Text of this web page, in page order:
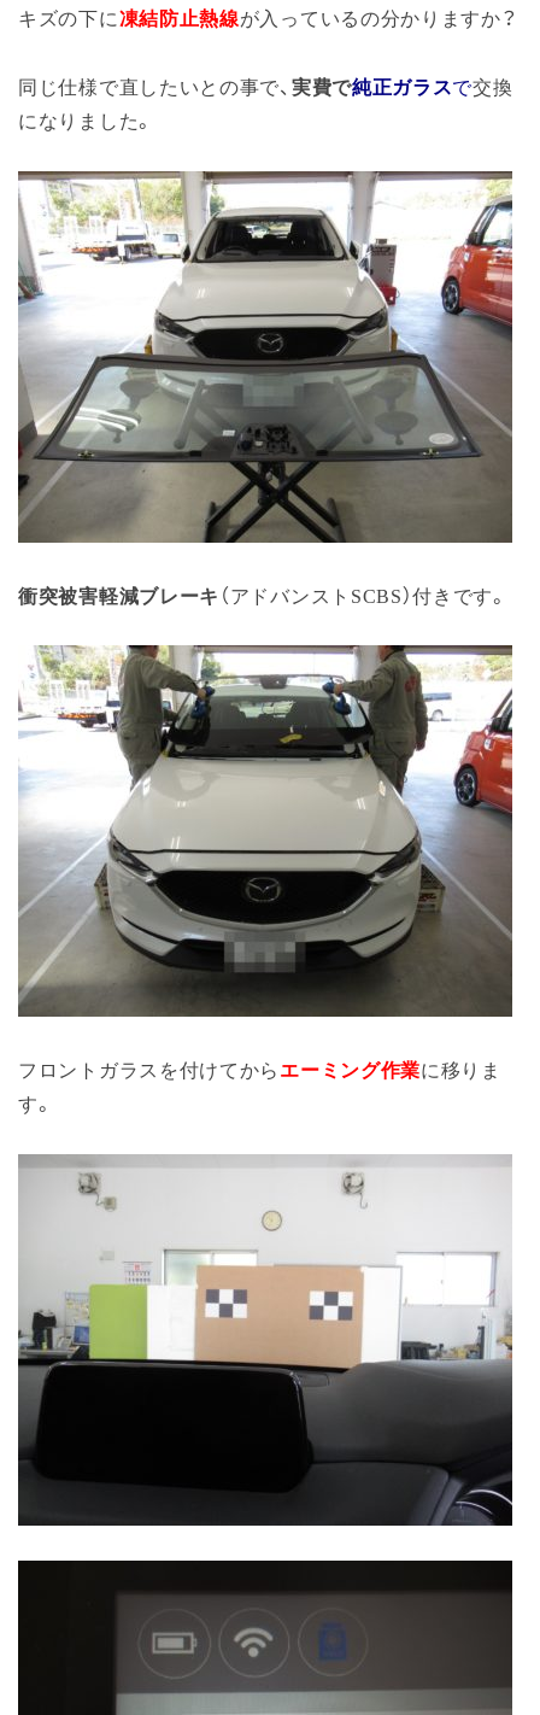
キズの下に凍結防止熱線が入っているの分かりますか？
同じ仕様で直したいとの事で、 実費で純正ガラスで交換
になりました。
衝突被害軽減ブレーキ （アドバンストSCBS）付きです。
フロントガラスを付けてからエーミング作業に移りま
す。